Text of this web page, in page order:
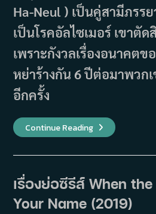
Ha-Neul ) เป็นคู่สามีภรร
เป็นโรคอัลไซเมอร์ เขาตั
เพราะกังวลเรื่องอนาคตข
หย่าร้างกัน 6 ปีต่อมาพวก
อีกครั้ง
Continue Readingเรื่อง
ย่อ
รีส์
Blows
(2019)
เรื่องย่อซีรีส์ When
Your Name (2019)